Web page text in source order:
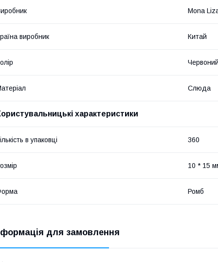
Mona
виробник Китай
Слюда
характеристики
в упаковці 360
10 * 15
Ромб
для замовлення